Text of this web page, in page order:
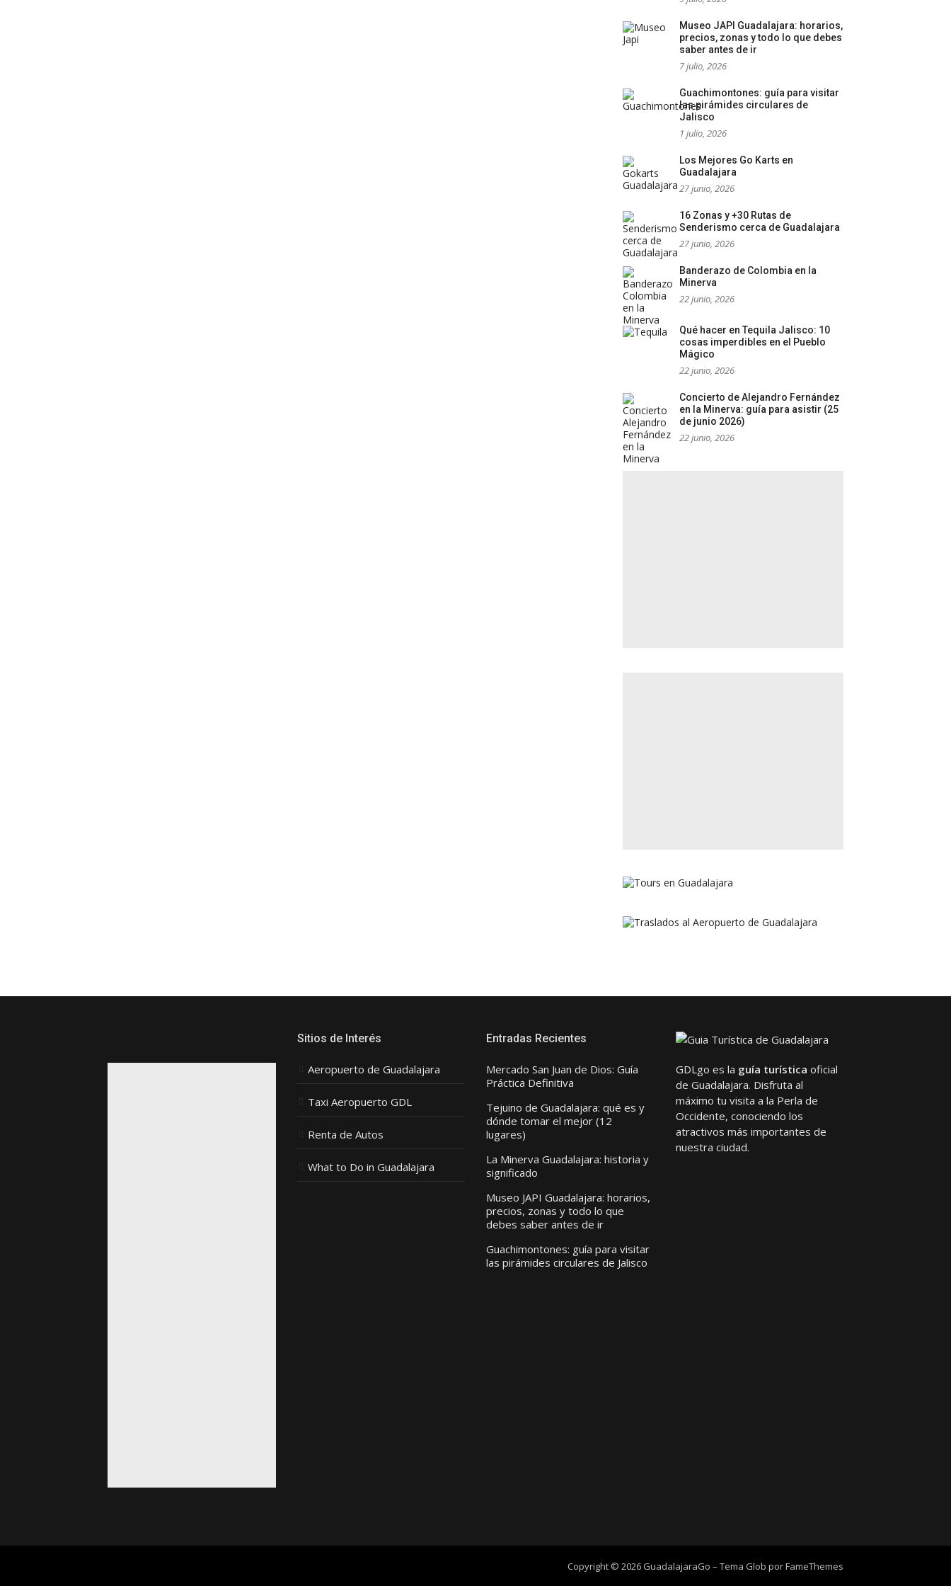
Museo JAPI Guadalajara: horarios,
precios, zonas y todo lo que debes
saber antes de ir
7 julio, 2026
Guachimontones: guía para visitar
las pirámides circulares de
Jalisco
1 julio, 2026
Los Mejores Go Karts en
Guadalajara
27 junio, 2026
16 Zonas y +30 Rutas de
Senderismo cerca de Guadalajara
27 junio, 2026
Banderazo de Colombia en la
Minerva
22 junio, 2026
Qué hacer en Tequila Jalisco: 10
cosas imperdibles en el Pueblo
Mágico
22 junio, 2026
Concierto de Alejandro Fernández
en la Minerva: guía para asistir (25
de junio 2026)
22 junio, 2026
Sitios de Interés
Aeropuerto de Guadalajara
Taxi Aeropuerto GDL
Renta de Autos
What to Do in Guadalajara
Entradas Recientes
Mercado San Juan de Dios: Guía
Práctica Definitiva
Tejuino de Guadalajara: qué es y
dónde tomar el mejor (12
lugares)
La Minerva Guadalajara: historia y
significado
Museo JAPI Guadalajara: horarios,
precios, zonas y todo lo que
debes saber antes de ir
Guachimontones: guía para visitar
las pirámides circulares de Jalisco
GDLgo es la guía turística oficial
de Guadalajara. Disfruta al
máximo tu visita a la Perla de
Occidente, conociendo los
atractivos más importantes de
nuestra ciudad.
Copyright © 2026 GuadalajaraGo – Tema Glob porFameThemes